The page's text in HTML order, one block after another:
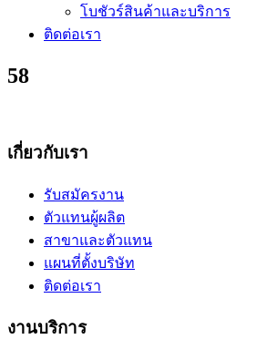
โบชัวร์สินค้าและบริการ
ติดต่อเรา
58
เกี่ยวกับเรา
รับสมัครงาน
ตัวแทนผู้ผลิต
สาขาและตัวแทน
แผนที่ตั้งบริษัท
ติดต่อเรา
งานบริการ